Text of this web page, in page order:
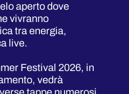
aperto dove
vivranno
tra energia,
live.
Festival 2026, in
vedrà